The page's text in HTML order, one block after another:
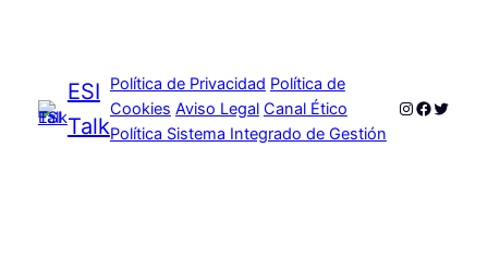
ESI
Talk
Política de Privacidad Política de
Cookies Aviso Legal Canal Ético
Política Sistema Integrado de Gestión
Instagram